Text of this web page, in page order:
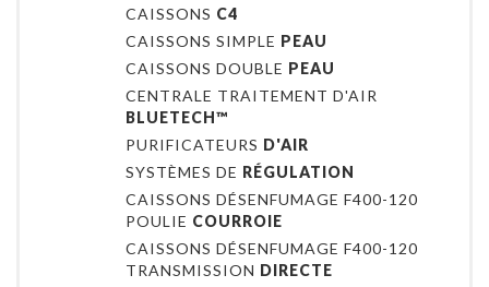
CAISSONS C4
CAISSONS SIMPLE PEAU
CAISSONS DOUBLE PEAU
CENTRALE TRAITEMENT D'AIR
BLUETECH™
PURIFICATEURS D'AIR
SYSTÈMES DE RÉGULATION
CAISSONS DÉSENFUMAGE F400-120
POULIE COURROIE
CAISSONS DÉSENFUMAGE F400-120
TRANSMISSION DIRECTE